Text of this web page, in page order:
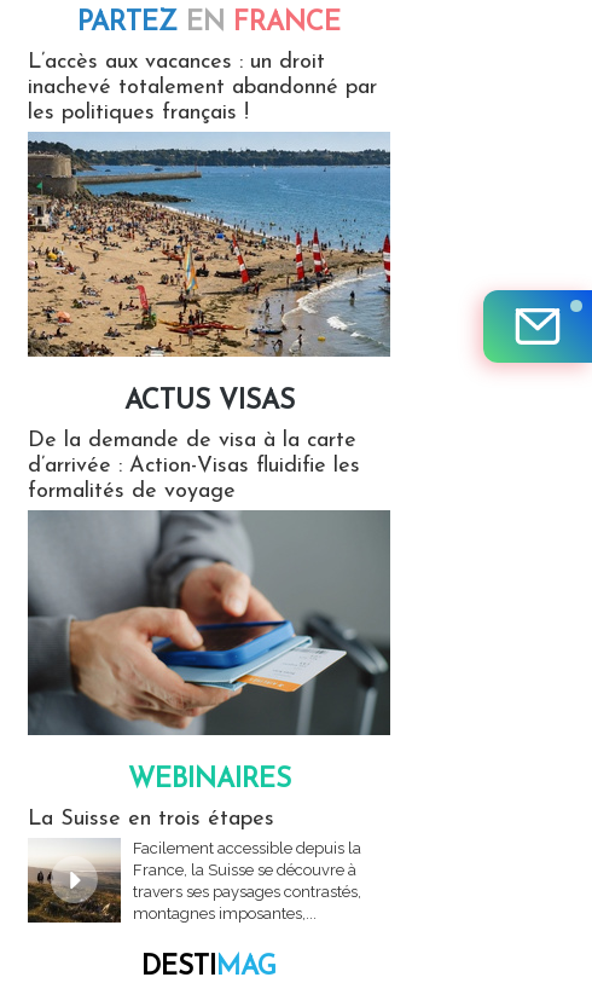
PARTEZ EN FRANCE
L’accès aux vacances : un droit
inachevé totalement abandonné par
les politiques français !
ACTUS VISAS
De la demande de visa à la carte
d’arrivée : Action-Visas fluidifie les
formalités de voyage
WEBINAIRES
La Suisse en trois étapes
Facilement accessible depuis la
France, la Suisse se découvre à
travers ses paysages contrastés,
montagnes imposantes,...
DESTIMAG